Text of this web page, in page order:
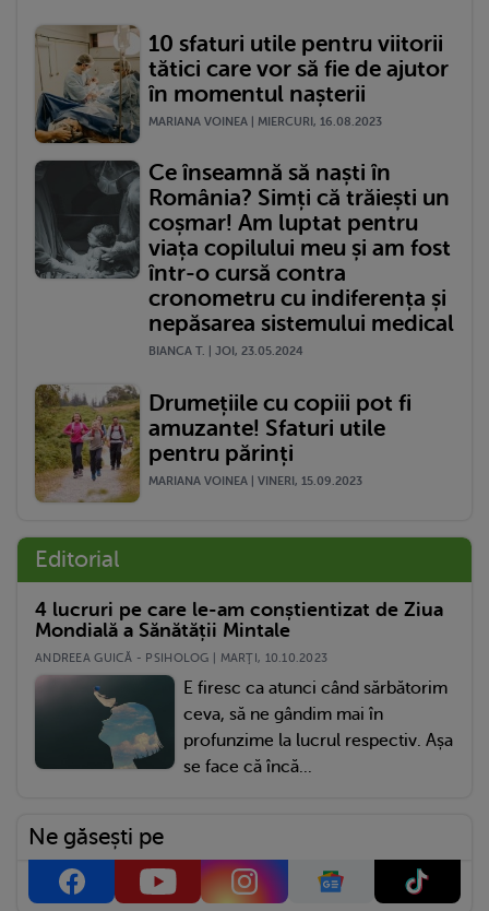
10 sfaturi utile pentru viitorii
tătici care vor să fie de ajutor
în momentul nașterii
MARIANA VOINEA | MIERCURI, 16.08.2023
Ce înseamnă să naști în
România? Simți că trăiești un
coșmar! Am luptat pentru
viața copilului meu și am fost
într-o cursă contra
cronometru cu indiferența și
nepăsarea sistemului medical
BIANCA T. | JOI, 23.05.2024
Drumețiile cu copiii pot fi
amuzante! Sfaturi utile
pentru părinți
MARIANA VOINEA | VINERI, 15.09.2023
Editorial
4 lucruri pe care le-am conștientizat de Ziua
Mondială a Sănătății Mintale
ANDREEA GUICĂ - PSIHOLOG | MARŢI, 10.10.2023
E firesc ca atunci când sărbătorim
ceva, să ne gândim mai în
profunzime la lucrul respectiv. Așa
se face că încă...
Ne găsești pe